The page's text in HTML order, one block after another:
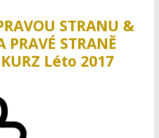
STRANU &
PRAVÉ STRANĚ
Léto 2017